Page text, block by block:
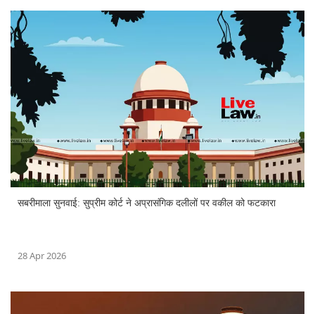
सबरीमाला सुनवाई: सुप्रीम कोर्ट ने अप्रासंगिक दलीलों पर वकील को फटकारा
28 Apr 2026